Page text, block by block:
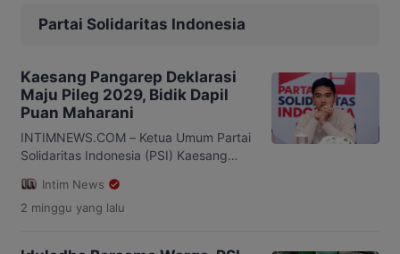
Partai Solidaritas Indonesia
Kaesang Pangarep Deklarasi
Maju Pileg 2029, Bidik Dapil
Puan Maharani
INTIMNEWS.COM – Ketua Umum Partai
Solidaritas Indonesia (PSI) Kaesang
sebagai calon anggota DPR RI pada
Pemilu Legislatif 2029. Ia memilih
Intim News
2 minggu yang lalu